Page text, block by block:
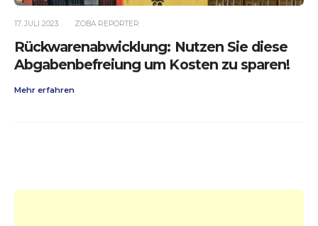
17. JULI 2023 ZOBA REPORTER
Rückwarenabwicklung: Nutzen Sie diese
Abgabenbefreiung um Kosten zu sparen!
Mehr erfahren